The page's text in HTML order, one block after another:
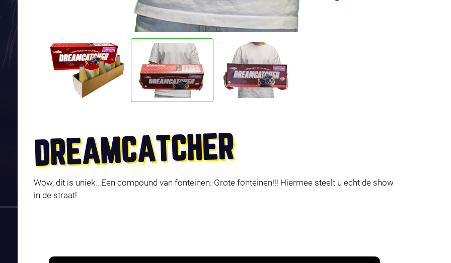
DREAMCATCHER
Wow, dit is uniek...Een compound van fonteinen. Grote fonteinen!!! Hiermee steelt u echt de show
in de straat!